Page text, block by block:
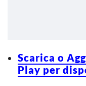
Scarica o
Play per